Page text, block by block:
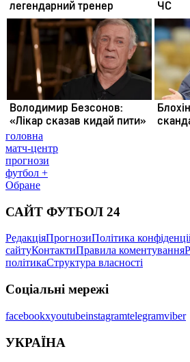
головна
матч-центр
прогнози
футбол +
Обране
САЙТ ФУТБОЛ 24
РедакціяПрогнозиПолітика
сайтуКонтактиПравила коментування
політикаСтруктура власності
Соціальні мережі
facebookxyoutubeinstagramtelegramviber
УКРАЇНА